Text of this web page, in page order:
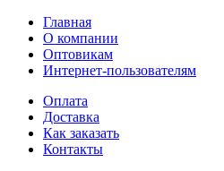
Главная
О компании
Оптовикам
Интернет-пользователям
Оплата
Доставка
Как заказать
Контакты